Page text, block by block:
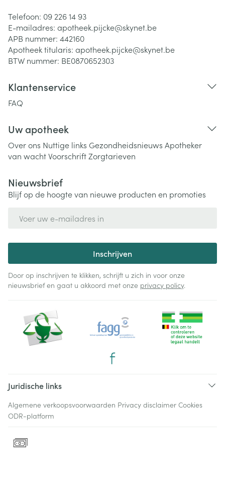
Telefoon: 09 226 14 93
E-mailadres: apotheek.pijcke@skynet.be
APB nummer: 442160
Apotheek titularis: apotheek.pijcke@skynet.be
BTW nummer: BE0870652303
Klantenservice
FAQ
Uw apotheek
Over ons Nuttige links Gezondheidsnieuws Apotheker
van wachtVoorschriftZorgtarieven
Nieuwsbrief
Blijf op de hoogte van nieuwe producten en promoties
Inschrijven
Door op inschrijven te klikken, schrijft u zich in voor onze
nieuwsbrief en gaat u akkoord met onze privacy policy.
Juridische links
Algemene verkoopsvoorwaarden Privacy disclaimer Cookies
ODR-platform